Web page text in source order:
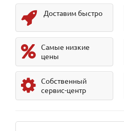
Доставим быстро
Самые низкие
цены
Собственный
сервис-центр